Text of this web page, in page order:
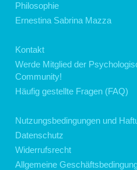
Philosophie
Ernestina Sabrina Mazza
Kontakt
Werde Mitglied der
Community!
Häufig gestellte Fragen (FAQ)
Nutzungsbedingungen und
Datenschutz
Widerrufsrecht
Allgemeine